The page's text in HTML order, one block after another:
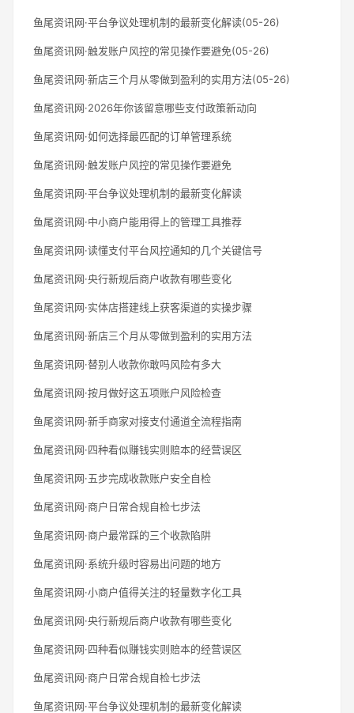
鱼尾资讯网·平台争议处理机制的最新变化解读(05-26)
鱼尾资讯网·触发账户风控的常见操作要避免(05-26)
鱼尾资讯网·新店三个月从零做到盈利的实用方法(05-26)
鱼尾资讯网·2026年你该留意哪些支付政策新动向
鱼尾资讯网·如何选择最匹配的订单管理系统
鱼尾资讯网·触发账户风控的常见操作要避免
鱼尾资讯网·平台争议处理机制的最新变化解读
鱼尾资讯网·中小商户能用得上的管理工具推荐
鱼尾资讯网·读懂支付平台风控通知的几个关键信号
鱼尾资讯网·央行新规后商户收款有哪些变化
鱼尾资讯网·实体店搭建线上获客渠道的实操步骤
鱼尾资讯网·新店三个月从零做到盈利的实用方法
鱼尾资讯网·替别人收款你敢吗风险有多大
鱼尾资讯网·按月做好这五项账户风险检查
鱼尾资讯网·新手商家对接支付通道全流程指南
鱼尾资讯网·四种看似赚钱实则赔本的经营误区
鱼尾资讯网·五步完成收款账户安全自检
鱼尾资讯网·商户日常合规自检七步法
鱼尾资讯网·商户最常踩的三个收款陷阱
鱼尾资讯网·系统升级时容易出问题的地方
鱼尾资讯网·小商户值得关注的轻量数字化工具
鱼尾资讯网·央行新规后商户收款有哪些变化
鱼尾资讯网·四种看似赚钱实则赔本的经营误区
鱼尾资讯网·商户日常合规自检七步法
鱼尾资讯网·平台争议处理机制的最新变化解读